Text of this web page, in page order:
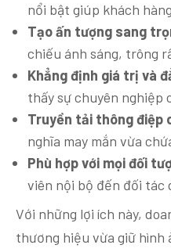
nổi bật giúp khách
Tạo ấn tượng sang
chiếu ánh sáng, trông
Khẳng định giá trị và
thấy sự chuyên nghiệp
Truyền tải thông điệp
nghĩa may mắn vừa
Phù hợp với mọi đối
viên nội bộ đến đối tác
Với những lợi ích này,
thương hiệu vừa giữ hình